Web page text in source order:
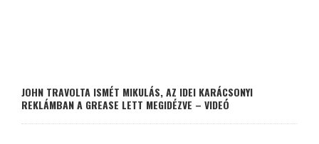
JOHN TRAVOLTA ISMÉT MIKULÁS, AZ IDEI KARÁCSONYI
REKLÁMBAN A GREASE LETT MEGIDÉZVE – VIDEÓ